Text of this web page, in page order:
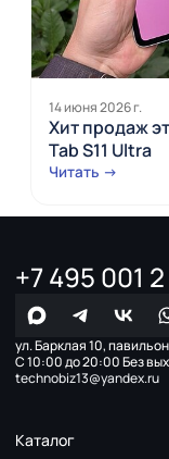
14 июня 2026 г.
Хит продаж
Tab S11 Ultra
Читать →
+7 495 001
ул. Барклая 10,
С 10:00 до 20:00 Без
technobiz13@yandex.ru
Каталог